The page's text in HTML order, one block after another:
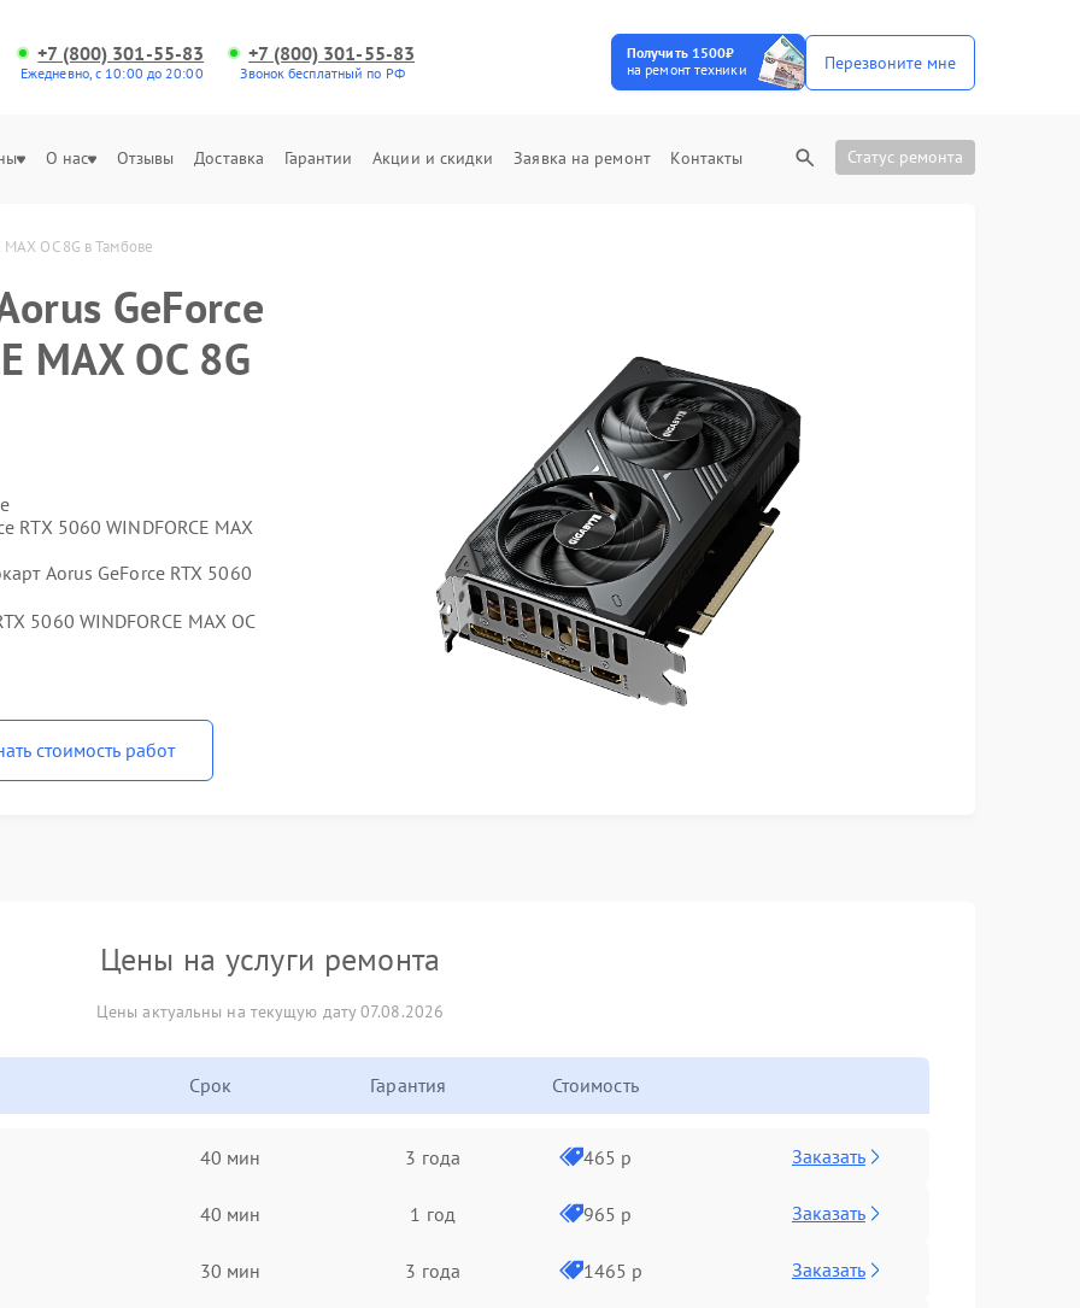
+7 (800) 301-55-83
Ежедневно, с 10:00 до 20:00
+7 (800) 301-55-83
Звонок бесплатный по РФ
Получить 1500₽
на ремонт техники
Перезвоните мне
О нас Отзывы Доставка Гарантии Акции и скидки Заявка на ремонт Контакты Статус ремонта
OC 8G в Тамбове
GeForce
MAX OC 8G
RTX 5060 WINDFORCE MAX
Aorus GeForce RTX 5060
5060 WINDFORCE MAX OC
стоимость работ
Цены на услуги ремонта
Цены актуальны на текущую дату 07.08.2026
Срок Гарантия Стоимость
40 мин 3 года 465 р Заказать
40 мин 1 год 965 р Заказать
30 мин 3 года 1465 р Заказать